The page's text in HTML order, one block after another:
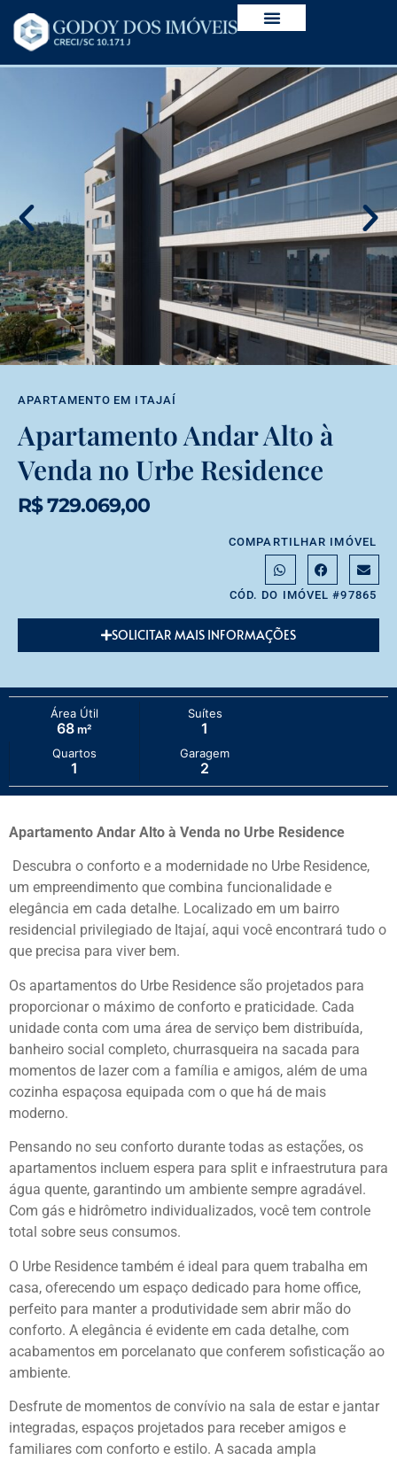
APARTAMENTO EM ITAJAÍ
Apartamento Andar Alto à
Venda no Urbe Residence
R$ 729.069,00
COMPARTILHAR IMÓVEL
CÓD. DO IMÓVEL #97865
SOLICITAR MAIS INFORMAÇÕES
Área Útil
68 m²
Suítes
1
Quartos
1
Garagem
2
Apartamento Andar Alto à Venda no Urbe Residence
Descubra o conforto e a modernidade no Urbe Residence,
um empreendimento que combina funcionalidade e
elegância em cada detalhe. Localizado em um bairro
residencial privilegiado de Itajaí, aqui você encontrará tudo o
que precisa para viver bem.
Os apartamentos do Urbe Residence são projetados para
proporcionar o máximo de conforto e praticidade. Cada
unidade conta com uma área de serviço bem distribuída,
banheiro social completo, churrasqueira na sacada para
momentos de lazer com a família e amigos, além de uma
cozinha espaçosa equipada com o que há de mais
moderno.
Pensando no seu conforto durante todas as estações, os
apartamentos incluem espera para split e infraestrutura para
água quente, garantindo um ambiente sempre agradável.
Com gás e hidrômetro individualizados, você tem controle
total sobre seus consumos.
O Urbe Residence também é ideal para quem trabalha em
casa, oferecendo um espaço dedicado para home office,
perfeito para manter a produtividade sem abrir mão do
conforto. A elegância é evidente em cada detalhe, com
acabamentos em porcelanato que conferem sofisticação ao
ambiente.
Desfrute de momentos de convívio na sala de estar e jantar
integradas, espaços projetados para receber amigos e
familiares com conforto e estilo. A sacada ampla